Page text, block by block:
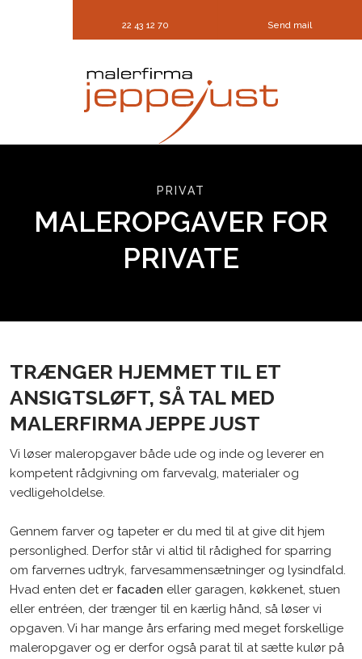
22 43 12 70 Send mail
PRIVAT
MALEROPGAVER FOR
PRIVATE
TRÆNGER HJEMMET TIL ET
ANSIGTSLØFT, SÅ TAL MED
MALERFIRMA JEPPE JUST
​Vi løser maleropgaver både ude og inde og leverer en
kompetent rådgivning om farvevalg, materialer og
vedligeholdelse.
Gennem farver og tapeter er du med til at give dit hjem
personlighed. Derfor står vi altid til rådighed for sparring
om farvernes udtryk, farvesammensætninger og lysindfald.
Hvad enten det er facaden eller garagen, køkkenet, stuen
eller entréen, der trænger til en kærlig hånd, så løser vi
opgaven. Vi har mange års erfaring med meget forskellige
maleropgaver og er derfor også parat til at sætte kulør på